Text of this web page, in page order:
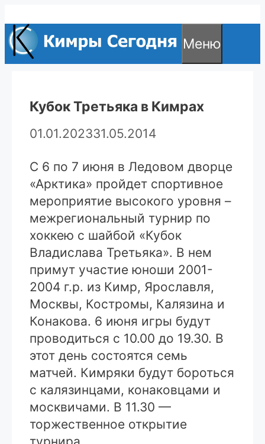
к
содержимому
Меню
Кубок Третьяка в Кимрах
01.01.202331.05.2014
С 6 по 7 июня в Ледовом дворце
«Арктика» пройдет спортивное
мероприятие высокого уровня –
межрегиональный турнир по
хоккею с шайбой «Кубок
Владислава Третьяка». В нем
примут участие юноши 2001-
2004 г.р. из Кимр, Ярославля,
Москвы, Костромы, Калязина и
Конакова. 6 июня игры будут
проводиться с 10.00 до 19.30. В
этот день состоятся семь
матчей. Кимряки будут бороться
с калязинцами, конаковцами и
москвичами. В 11.30 —
торжественное открытие